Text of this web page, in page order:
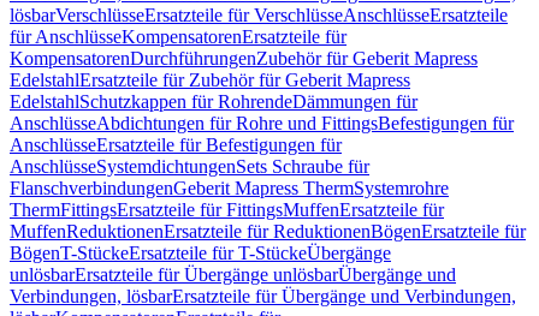
lösbarVerschlüsseErsatzteile für VerschlüsseAnschlüsseErsatzteile
für AnschlüsseKompensatorenErsatzteile für
KompensatorenDurchführungenZubehör für Geberit Mapress
EdelstahlErsatzteile für Zubehör für Geberit Mapress
EdelstahlSchutzkappen für RohrendeDämmungen für
AnschlüsseAbdichtungen für Rohre und FittingsBefestigungen für
AnschlüsseErsatzteile für Befestigungen für
AnschlüsseSystemdichtungenSets Schraube für
FlanschverbindungenGeberit Mapress ThermSystemrohre
ThermFittingsErsatzteile für FittingsMuffenErsatzteile für
MuffenReduktionenErsatzteile für ReduktionenBögenErsatzteile für
BögenT-StückeErsatzteile für T-StückeÜbergänge
unlösbarErsatzteile für Übergänge unlösbarÜbergänge und
Verbindungen, lösbarErsatzteile für Übergänge und Verbindungen,